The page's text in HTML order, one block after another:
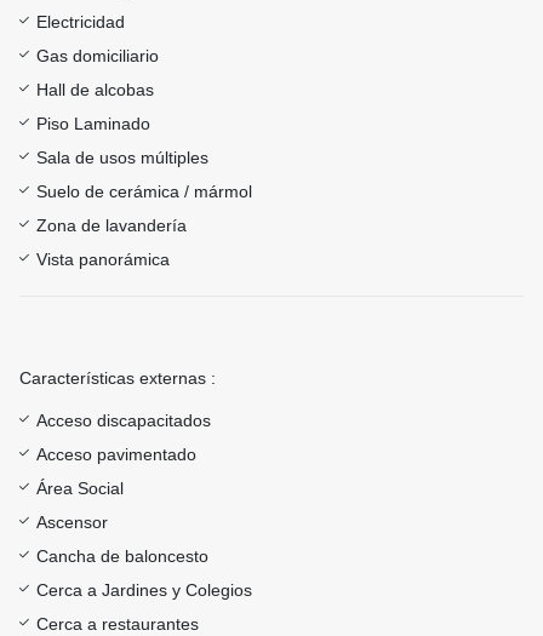
Electricidad
Gas domiciliario
Hall de alcobas
Piso Laminado
Sala de usos múltiples
Suelo de cerámica / mármol
Zona de lavandería
Vista panorámica
Características externas :
Acceso discapacitados
Acceso pavimentado
Área Social
Ascensor
Cancha de baloncesto
Cerca a Jardines y Colegios
Cerca a restaurantes